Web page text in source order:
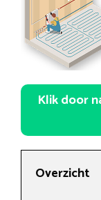
Klik door
Overzicht